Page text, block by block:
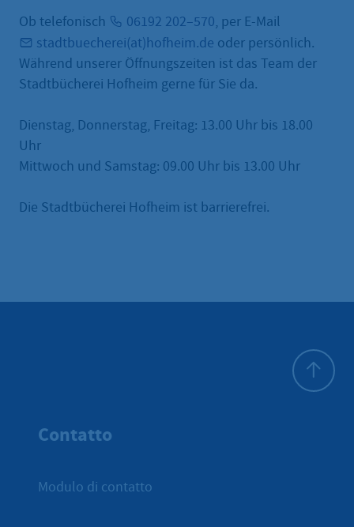
Ob telefonisch 06192 202–570, per E-Mail
stadtbuecherei(at)hofheim.de oder persönlich.
Während unserer Öffnungszeiten ist das Team der
Stadtbücherei Hofheim gerne für Sie da.
Dienstag, Donnerstag, Freitag: 13.00 Uhr bis 18.00
Uhr
Mittwoch und Samstag: 09.00 Uhr bis 13.00 Uhr
Die Stadtbücherei Hofheim ist barrierefrei.
Contatto
Modulo di contatto